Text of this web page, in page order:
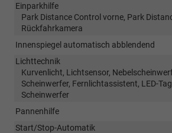
Einparkhilfe
Park Distance Control vorne, Park
Rückfahrkamera
Innenspiegel automatisch abblendend
Lichttechnik
Kurvenlicht, Lichtsensor,
Scheinwerfer, Fernlichtassistent, LED-
Scheinwerfer
Pannenhilfe
Start/Stop-Automatik